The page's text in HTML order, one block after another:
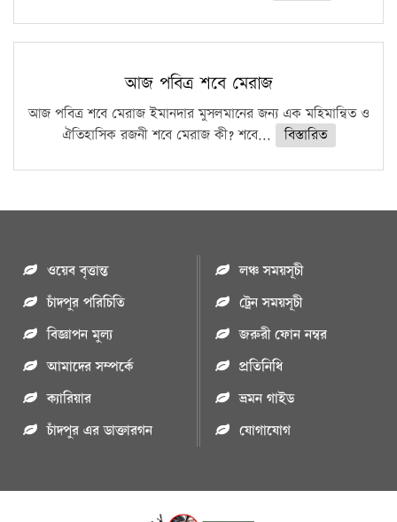
আজ পবিত্র শবে মেরাজ
আজ পবিত্র শবে মেরাজ ইমানদার মুসলমানের জন্য এক মহিমান্বিত ও
ঐতিহাসিক রজনী শবে মেরাজ কী? শবে...
বিস্তারিত
ওয়েব বৃত্তান্ত
চাঁদপুর পরিচিতি
বিজ্ঞাপন মুল্য
আমাদের সম্পর্কে
ক্যারিয়ার
চাঁদপুর এর ডাক্তারগন
লঞ্চ সময়সূচী
ট্রেন সময়সূচী
জরুরী ফোন নম্বর
প্রতিনিধি
ভ্রমন গাইড
যোগাযোগ